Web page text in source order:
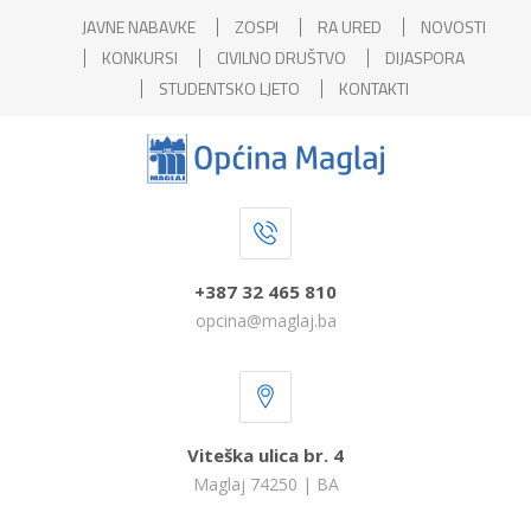
JAVNE NABAVKE ZOSPI RA URED
NOVOSTI
KONKURSI
CIVILNO DRUŠTVO
DIJASPORA
STUDENTSKO LJETO
KONTAKTI
+387 32 465 810
opcina@maglaj.ba
Viteška ulica br. 4
Maglaj 74250 | BA